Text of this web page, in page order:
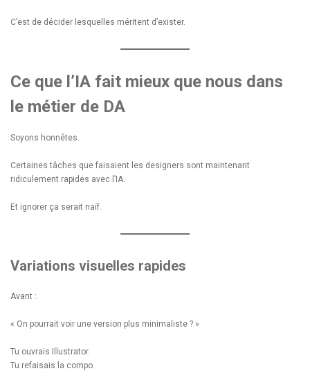
C’est de décider lesquelles méritent d’exister.
Ce que l’IA fait mieux que nous dans
le métier de DA
Soyons honnêtes.
Certaines tâches que faisaient les designers sont maintenant
ridiculement rapides avec l’IA.
Et ignorer ça serait naïf.
Variations visuelles rapides
Avant :
« On pourrait voir une version plus minimaliste ? »
Tu ouvrais Illustrator.
Tu refaisais la compo.